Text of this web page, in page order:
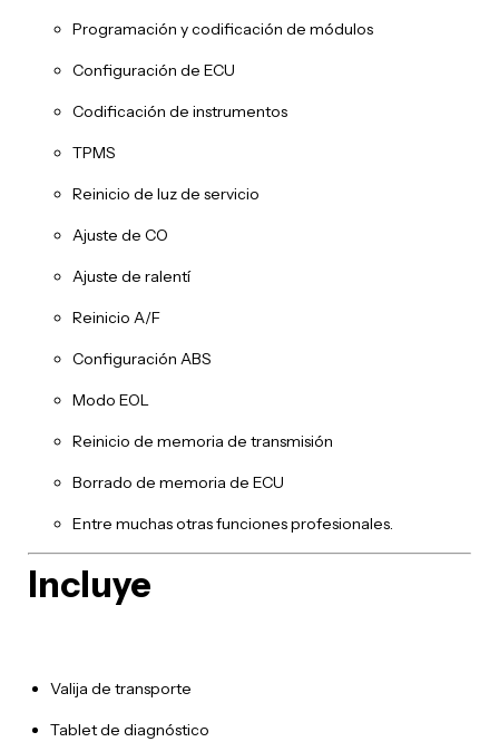
Programación y codificación de módulos
Configuración de ECU
Codificación de instrumentos
TPMS
Reinicio de luz de servicio
Ajuste de CO
Ajuste de ralentí
Reinicio A/F
Configuración ABS
Modo EOL
Reinicio de memoria de transmisión
Borrado de memoria de ECU
Entre muchas otras funciones profesionales.
Incluye
Valija de transporte
Tablet de diagnóstico